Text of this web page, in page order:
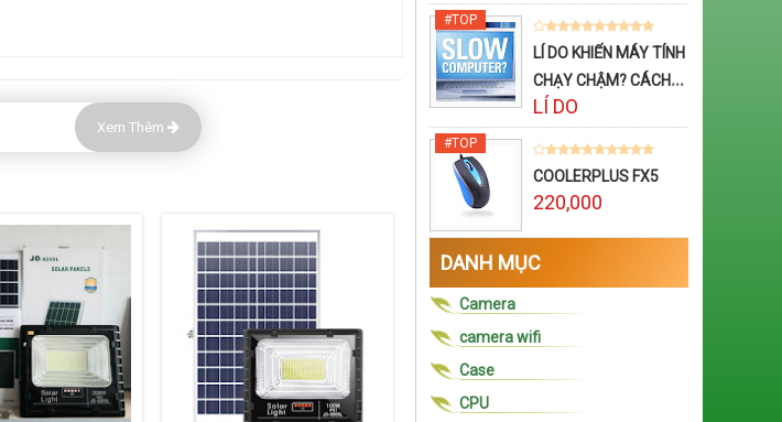
Xem Thêm
LÍ DO KHIẾN MÁY TÍNH
CHẠY CHẬM? CÁCH
TĂNG TỐC CHO MÁY
LÍ DO
COOLERPLUS FX5
220,000
DANH MỤC
Camera
camera wifi
Case
CPU